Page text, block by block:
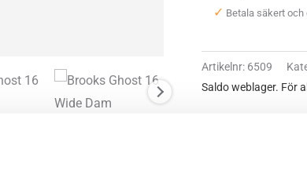
Wide
mängd
✓ Betala säkert
Artikelnr: 6509
Saldo weblager. För